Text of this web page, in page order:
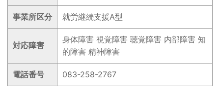
事業所区分 就労継続支援A型
対応障害
身体障害 視覚障害 聴覚障害 内部障害 知
的障害 精神障害
電話番号 083-258-2767